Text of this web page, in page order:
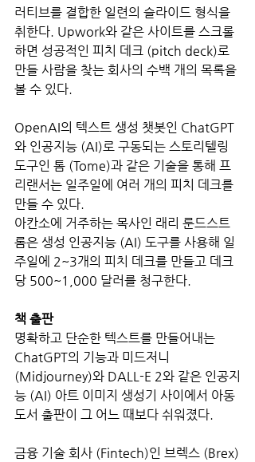
러티브를 결합한 일련의 슬라이드 형식을
취한다. Upwork와 같은 사이트를 스크롤
하면 성공적인 피치 데크 (pitch deck)로
만들 사람을 찾는 회사의 수백 개의 목록을
볼 수 있다.
OpenAI의 텍스트 생성 챗봇인 ChatGPT
와 인공지능 (AI)로 구동되는 스토리텔링
도구인 톰 (Tome)과 같은 기술을 통해 프
리랜서는 일주일에 여러 개의 피치 데크를
만들 수 있다.
아칸소에 거주하는 목사인 래리 룬드스트
롬은 생성 인공지능 (AI) 도구를 사용해 일
주일에 2~3개의 피치 데크를 만들고 데크
당 500~1,000 달러를 청구한다.
책 출판
명확하고 단순한 텍스트를 만들어내는
ChatGPT의 기능과 미드저니
(Midjourney)와 DALL-E 2와 같은 인공지
능 (AI) 아트 이미지 생성기 사이에서 아동
도서 출판이 그 어느 때보다 쉬워졌다.
금융 기술 회사 (Fintech)인 브렉스 (Brex)